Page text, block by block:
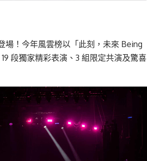
場！今年風雲榜以「此刻，未來 Being
段獨家精彩表演、3 組限定共演及驚喜